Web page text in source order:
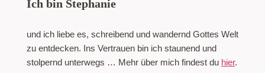
Ich bin Stephanie
und ich liebe es, schreibend und wandernd Gottes Welt
zu entdecken. Ins Vertrauen bin ich staunend und
stolpernd unterwegs … Mehr über mich findest du hier.